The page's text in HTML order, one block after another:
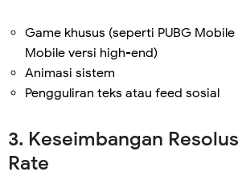
Game khusus (seperti PUBG
Mobile versi high-end)
Animasi sistem
Pengguliran teks atau feed sosial
3. Keseimbangan
Rate